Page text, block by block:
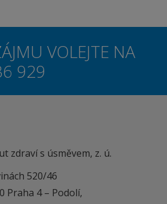
VOLEJTE NA
929
zdraví s úsměvem, z. ú.
520/46
Praha 4 – Podolí,